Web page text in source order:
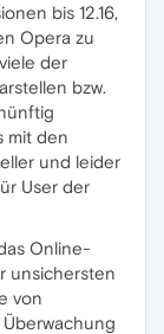
bis 12.16,
Opera zu
der
bzw.
mit den
und leider
User der
Online-
unsichersten
von